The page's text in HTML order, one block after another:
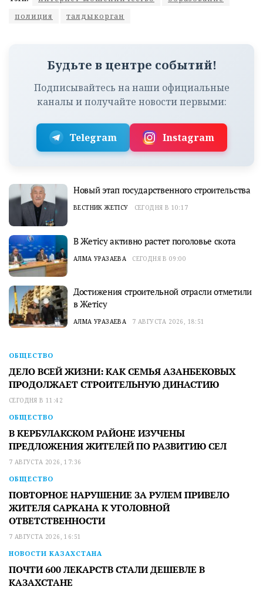
полиция
талдыкорган
Будьте в центре событий!
Подписывайтесь на наши официальные
каналы и получайте новости первыми:
Telegram Instagram
Новый этап государственного строительства
ВЕСТНИК ЖЕТІСУ СЕГОДНЯ В 10:17
В Жетісу активно растет поголовье скота
АЛМА УРАЗАЕВА СЕГОДНЯ В 09:00
Достижения строительной отрасли отметили
в Жетісу
АЛМА УРАЗАЕВА 7 АВГУСТА 2026, 18:51
ОБЩЕСТВО
ДЕЛО ВСЕЙ ЖИЗНИ: КАК СЕМЬЯ АЗАНБЕКОВЫХ
ПРОДОЛЖАЕТ СТРОИТЕЛЬНУЮ ДИНАСТИЮ
СЕГОДНЯ В 11:42
ОБЩЕСТВО
В КЕРБУЛАКСКОМ РАЙОНЕ ИЗУЧЕНЫ
ПРЕДЛОЖЕНИЯ ЖИТЕЛЕЙ ПО РАЗВИТИЮ СЕЛ
7 АВГУСТА 2026, 17:36
ОБЩЕСТВО
ПОВТОРНОЕ НАРУШЕНИЕ ЗА РУЛЕМ ПРИВЕЛО
ЖИТЕЛЯ САРКАНА К УГОЛОВНОЙ
ОТВЕТСТВЕННОСТИ
7 АВГУСТА 2026, 16:51
НОВОСТИ КАЗАХСТАНА
ПОЧТИ 600 ЛЕКАРСТВ СТАЛИ ДЕШЕВЛЕ В
КАЗАХСТАНЕ